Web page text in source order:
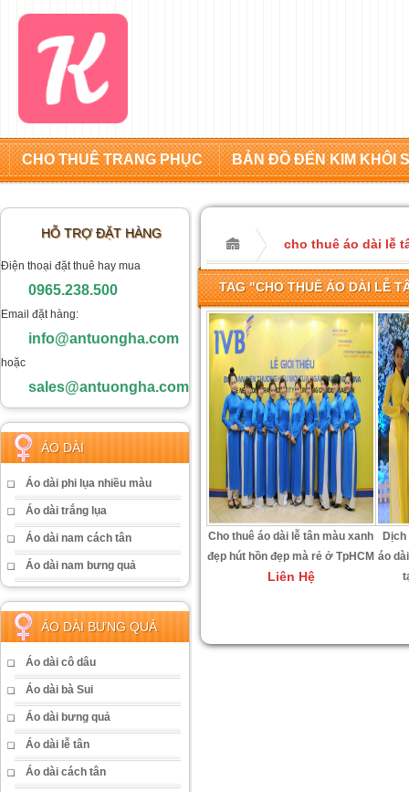
CHO THUÊ TRANG PHỤC BẢN ĐỒ ĐẾN KIM KHÔI
HỖ TRỢ ĐẶT HÀNG
Điện thoại đặt thuê hay mua
0965.238.500
Email đặt hàng:
info@antuongha.com
hoặc
sales@antuongha.com
ÁO DÀI
Áo dài phi lụa nhiều màu
Áo dài trắng lụa
Áo dài nam cách tân
Áo dài nam bưng quả
ÁO DÀI BƯNG QUẢ
Áo dài cô dâu
Áo dài bà Sui
Áo dài bưng quả
Áo dài lễ tân
Áo dài cách tân
cho thuê áo dài lễ
TAG "CHO THUÊ ÁO DÀI LỄ
Cho thuê áo dài lễ tân màu xanh
đẹp hút hồn đẹp mà rẻ ở TpHCM
Liên Hệ
áo